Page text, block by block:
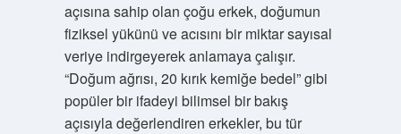
açısına sahip olan çoğu erkek, doğumun
fiziksel yükünü ve acısını bir miktar sayısal
veriye indirgeyerek anlamaya çalışır.
“Doğum ağrısı, 20 kırık kemiğe bedel” gibi
popüler bir ifadeyi bilimsel bir bakış
açısıyla değerlendiren erkekler, bu tür